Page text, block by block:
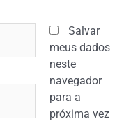
Salvar
meus dados
neste
navegador
para a
próxima vez